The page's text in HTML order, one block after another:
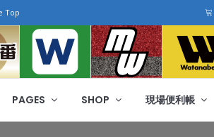
Top
PAGES SHOP 現場便利帳